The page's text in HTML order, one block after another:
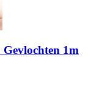
1m